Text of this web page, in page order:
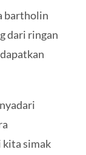
bartholin
dari ringan
kita simak